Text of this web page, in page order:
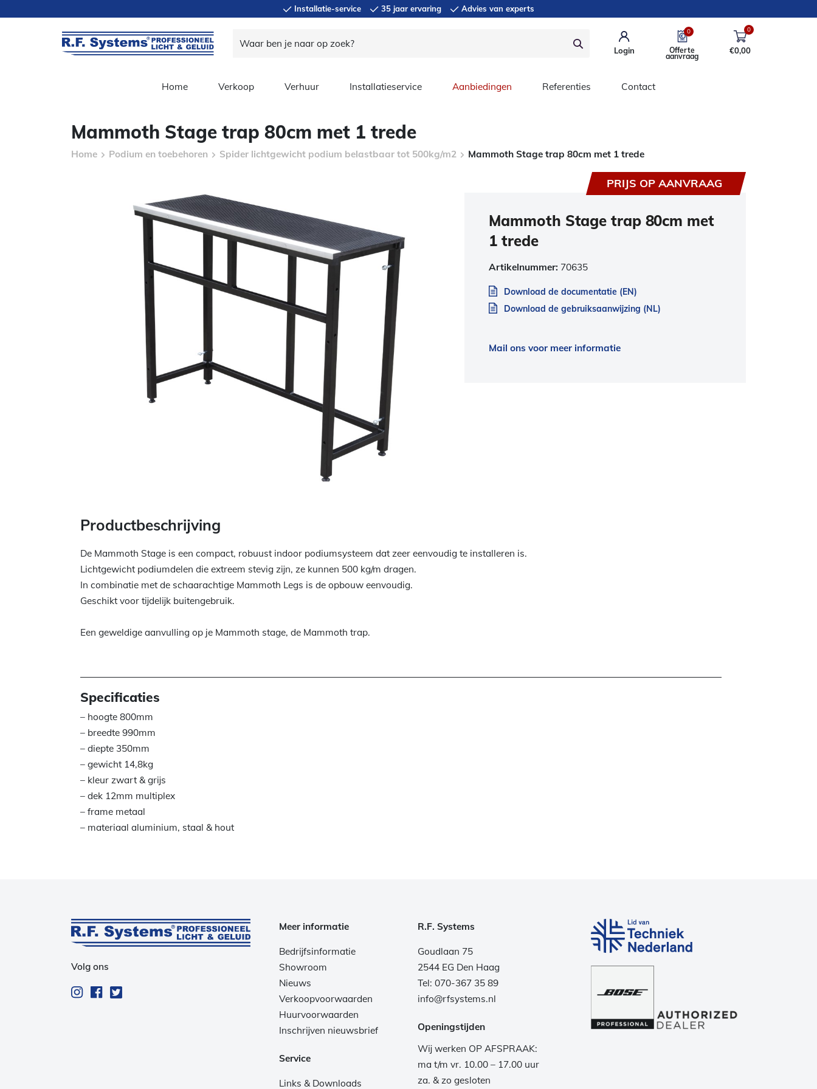
Installatie-service 35 jaar ervaring Advies van experts
Login
0
Offerte
aanvraag
0
€0,00
Home Verkoop Verhuur Installatieservice Aanbiedingen Referenties Contact
Mammoth Stage trap 80cm met 1 trede
Home Podium en toebehoren Spider lichtgewicht podium belastbaar tot 500kg/m2 Mammoth Stage trap 80cm met 1 trede
PRIJS OP AANVRAAG
Mammoth Stage trap 80cm met
1 trede
Artikelnummer: 70635
Download de documentatie (EN)
Download de gebruiksaanwijzing (NL)
Mail ons voor meer informatie
Productbeschrijving
De Mammoth Stage is een compact, robuust indoor podiumsysteem dat zeer eenvoudig te installeren is.
Lichtgewicht podiumdelen die extreem stevig zijn, ze kunnen 500 kg/m dragen.
In combinatie met de schaarachtige Mammoth Legs is de opbouw eenvoudig.
Geschikt voor tijdelijk buitengebruik.
Een geweldige aanvulling op je Mammoth stage, de Mammoth trap.
Specificaties
– hoogte 800mm
– breedte 990mm
– diepte 350mm
– gewicht 14,8kg
– kleur zwart & grijs
– dek 12mm multiplex
– frame metaal
– materiaal aluminium, staal & hout
Volg ons
Meer informatie
Bedrijfsinformatie
Showroom
Nieuws
Verkoopvoorwaarden
Huurvoorwaarden
Inschrijven nieuwsbrief
Service
Links & Downloads
R.F. Systems
Goudlaan 75
2544 EG Den Haag
Tel: 070-367 35 89
info@rfsystems.nl
Openingstijden
Wij werken OP AFSPRAAK:
ma t/m vr. 10.00 – 17.00 uur
za. & zo gesloten